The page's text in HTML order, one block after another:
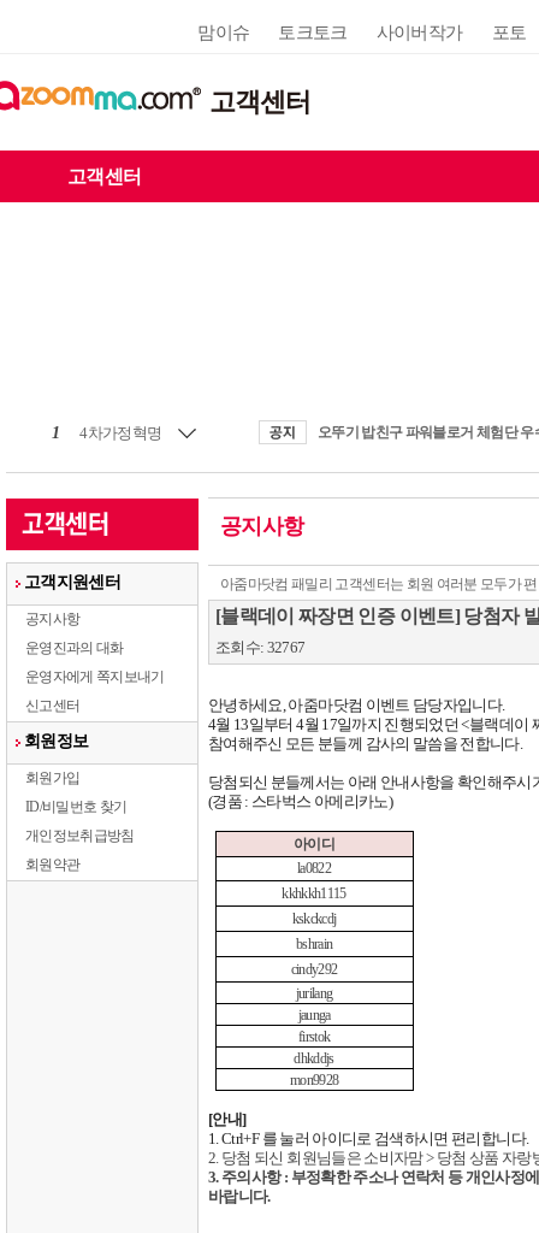
맘이슈 토크토크 사이버작가 포토
고객센터
고객센터
1 4차가정혁명
고객지원센터
공지사항
운영진과의 대화
운영자에게 쪽지보내기
신고센터
회원정보
회원가입
ID/비밀번호 찾기
개인정보취급방침
회원약관
공지사항
아줌마닷컴 패밀리 고객센터는 회원 여러분 모두가
[블랙데이 짜장면 인증 이벤트] 당첨자
조회수: 32767
안녕하세요,아줌마닷컴 이벤트 담당자입니다.
4월 13일부터 4월 17일까지 진행되었던 <블랙데이
참여해주신 모든 분들께 감사의 말씀을 전합니다.
당첨되신 분들께서는 아래 안내사항을 확인해주시
(경품 : 스타벅스 아메리카노)
아이디
la0822
kkhkkh1115
kskckcdj
bshrain
cindy292
jurilang
jaunga
firstok
dhkddjs
mon9928
[안내]
1. Ctrl+F 를 눌러 아이디로 검색하시면 편리합니다.
2. 당첨 되신 회원님들은 소비자맘> 당첨 상품 자랑
3. 주의사항: 부정확한 주소나 연락처 등 개인사정
바랍니다.